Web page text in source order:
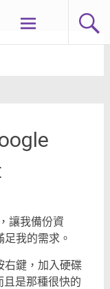
讓我備份資
我的需求。
右鍵，加入硬碟
是那種很快的